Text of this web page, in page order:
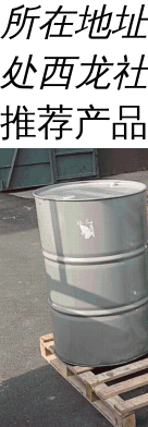
所在地址
处西龙
推荐产品